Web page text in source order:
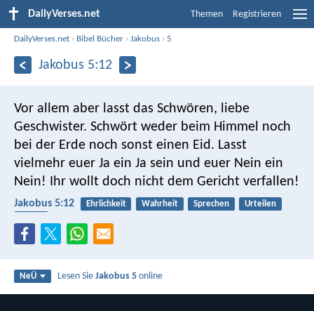
DailyVerses.net Themen Registrieren
DailyVerses.net › Bibel Bücher ›Jakobus ›5
Jakobus 5:12
Vor allem aber lasst das Schwören, liebe
Geschwister. Schwört weder beim Himmel noch
bei der Erde noch sonst einen Eid. Lasst
vielmehr euer Ja ein Ja sein und euer Nein ein
Nein! Ihr wollt doch nicht dem Gericht verfallen!
Jakobus 5:12 Ehrlichkeit Wahrheit Sprechen
Urteilen
NeÜ Lesen SieJakobus 5 online